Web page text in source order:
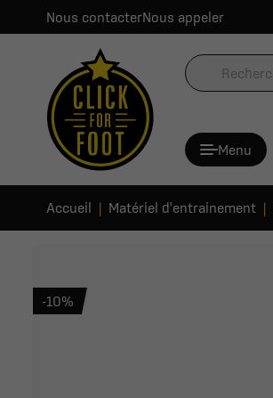
Nous contacterNous appeler
Menu
Accueil Matériel d'entrainement
-10%